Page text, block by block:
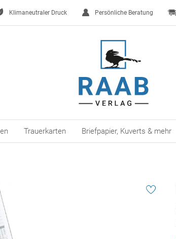
Klimaneutraler Druck Persönliche Beratung
Trauerkarten Briefpapier, Kuverts & mehr